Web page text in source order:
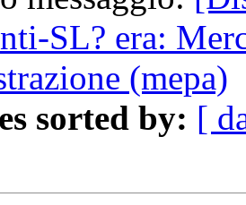
SL? era:
(mepa)
sorted by: [